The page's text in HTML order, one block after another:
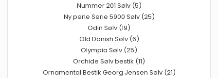
Nummer 201 Sølv (5)
Ny perle Serie 5900 Sølv (25)
Odin Sølv (19)
Old Danish Sølv (6)
Olympia Sølv (25)
Orchide Sølv bestik (11)
Ornamental Bestik Georg Jensen Sølv (21)